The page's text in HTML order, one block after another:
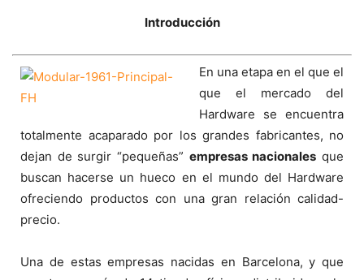
Introducción
En una etapa en el que el
que el mercado del
Hardware se encuentra
totalmente acaparado por los grandes fabricantes, no
dejan de surgir “pequeñas” empresas nacionales que
buscan hacerse un hueco en el mundo del Hardware
ofreciendo productos con una gran relación calidad-
precio.
Una de estas empresas nacidas en Barcelona, y que